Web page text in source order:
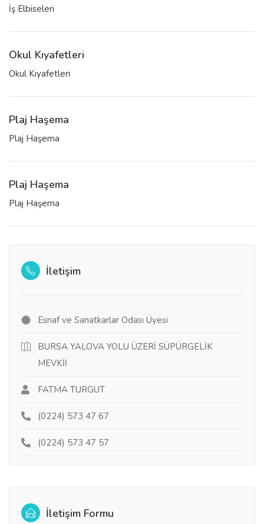
İş Elbiseleri
Okul Kıyafetleri
Okul Kıyafetleri
Plaj Haşema
Plaj Haşema
Plaj Haşema
Plaj Haşema
İletişim
Esnaf ve Sanatkarlar Odası Üyesi
BURSA YALOVA YOLU ÜZERİ SÜPÜRGELİK
MEVKİİ
FATMA TURGUT
(0224) 573 47 67
(0224) 573 47 57
İletişim Formu